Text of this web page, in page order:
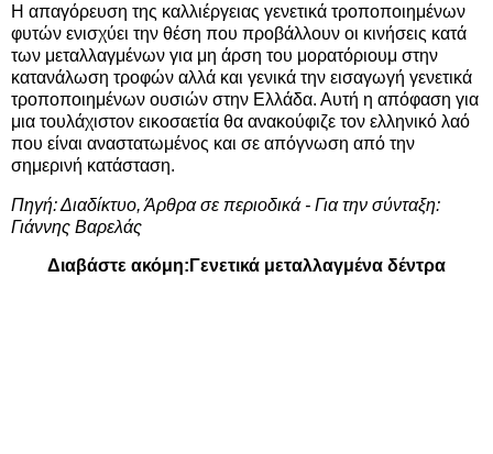
Η απαγόρευση της καλλιέργειας γενετικά τροποποιημένων
φυτών ενισχύει την θέση που προβάλλουν οι κινήσεις κατά
των μεταλλαγμένων για μη άρση του μορατόριουμ στην
κατανάλωση τροφών αλλά και γενικά την εισαγωγή γενετικά
τροποποιημένων ουσιών στην Ελλάδα. Αυτή η απόφαση για
μια τουλάχιστον εικοσαετία θα ανακούφιζε τον ελληνικό λαό
που είναι αναστατωμένος και σε απόγνωση από την
σημερινή κατάσταση.
Πηγή: Διαδίκτυο, Άρθρα σε περιοδικά - Για την σύνταξη:
Γιάννης Βαρελάς
Διαβάστε ακόμη: Γενετικά μεταλλαγμένα δέντρα